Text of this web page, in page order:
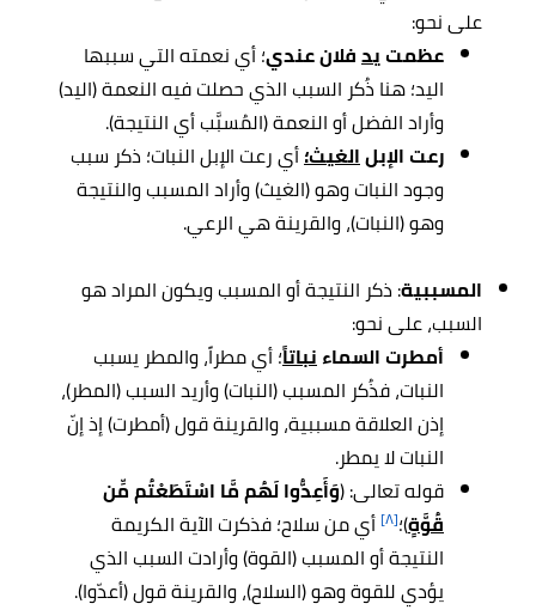
على نحو:
عظمتيدفلان عندي؛ أي نعمته التي سببها
اليد؛ هنا ذُكر السبب الذي حصلت فيه النعمة (اليد)
وأراد الفضل أو النعمة (المُسبَّب أي النتيجة).
رعت الإبلالغيث؛أي رعت الإبل النبات؛ ذكر سبب
وجود النبات وهو (الغيث) وأراد المسبب والنتيجة
وهو (النبات)، والقرينة هي الرعي.
المسببية: ذكر النتيجة أو المسبب ويكون المراد هو
السبب، على نحو:
أمطرت السماءنباتاً؛ أي مطراً، والمطر يسبب
النبات، فذُكر المسبب (النبات) وأريد السبب (المطر)،
إذن العلاقة مسببية، والقرينة قول (أمطرت) إذ إنّ
النبات لا يمطر.
قوله تعالى: (وَأَعِدُّوا لَهُم مَّا اسْتَطَعْتُم مِّن
قُوَّةٍ)؛[٨]
أي من سلاح؛ فذكرت الآية الكريمة
النتيجة أو المسبب (القوة) وأرادت السبب الذي
يؤدي للقوة وهو (السلاح)، والقرينة قول (أعدّوا).